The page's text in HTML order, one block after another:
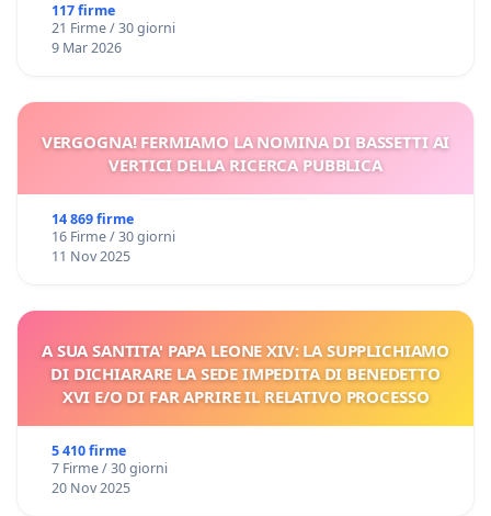
117 firme
21 Firme / 30 giorni
9 Mar 2026
VERGOGNA! FERMIAMO LA NOMINA DI BASSETTI AI
VERTICI DELLA RICERCA PUBBLICA
14 869 firme
16 Firme / 30 giorni
11 Nov 2025
A SUA SANTITA' PAPA LEONE XIV: LA SUPPLICHIAMO
DI DICHIARARE LA SEDE IMPEDITA DI BENEDETTO
XVI E/O DI FAR APRIRE IL RELATIVO PROCESSO
5 410 firme
7 Firme / 30 giorni
20 Nov 2025